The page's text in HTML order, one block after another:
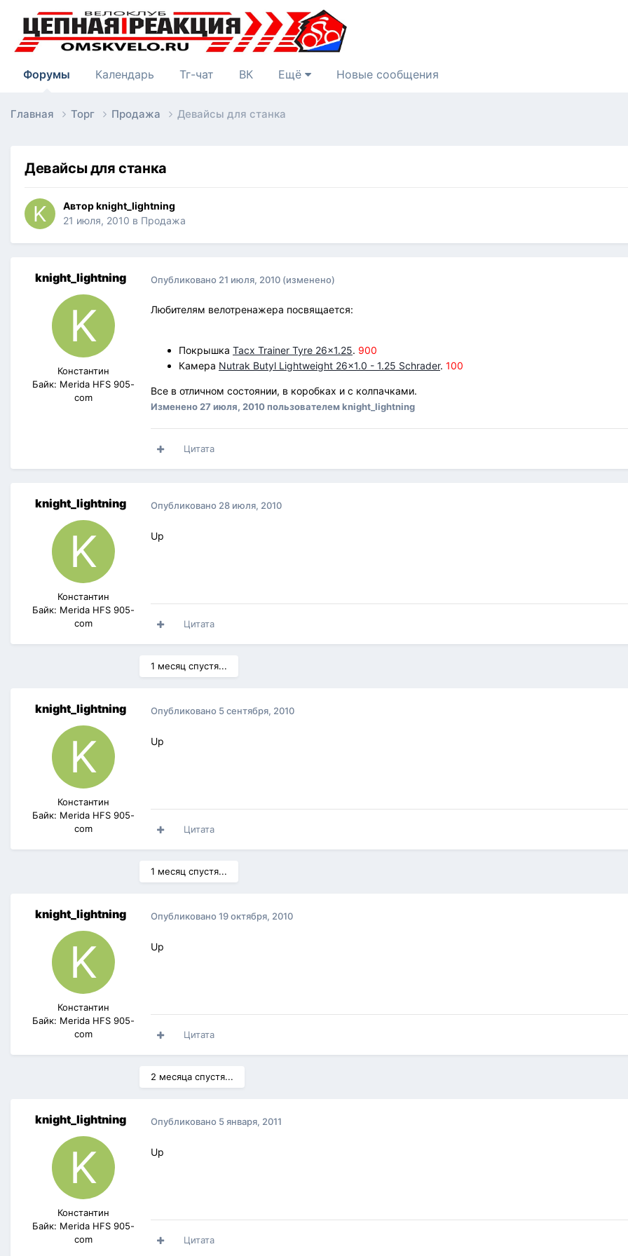
Форумы Календарь Тг-чат ВК Ещё Новые сообщения
Главная Торг Продажа Девайсы для станка
Девайсы для станка
Авторknight_lightning
21 июля, 2010 в Продажа
knight_lightning
Константин
Байк: Merida HFS 905-
com
Опубликовано 21 июля, 2010 (изменено)
Любителям велотренажера посвящается:
Покрышка Tacx Trainer Tyre 26x1.25. 900
Камера Nutrak Butyl Lightweight 26x1.0 - 1.25 Schrader. 100
Все в отличном состоянии, в коробках и с колпачками.
Изменено27 июля, 2010пользователем knight_lightning
Цитата
knight_lightning
Константин
Байк: Merida HFS 905-
com
Опубликовано 28 июля, 2010
Up
Цитата
1 месяц спустя...
knight_lightning
Константин
Байк: Merida HFS 905-
com
Опубликовано 5 сентября, 2010
Up
Цитата
1 месяц спустя...
knight_lightning
Константин
Байк: Merida HFS 905-
com
Опубликовано19 октября, 2010
Up
Цитата
2 месяца спустя...
knight_lightning
Константин
Байк: Merida HFS 905-
com
Опубликовано 5 января, 2011
Up
Цитата